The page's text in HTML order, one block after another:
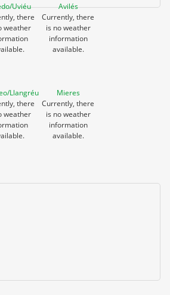
Uviéu
there
weather
Avilés
Currently, there
is no weather
information
available.
Llangréu
there
weather
Mieres
Currently, there
is no weather
information
available.